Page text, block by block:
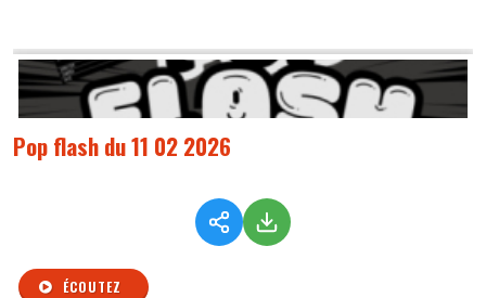
Pop flash du 11 02 2026
ÉCOUTEZ